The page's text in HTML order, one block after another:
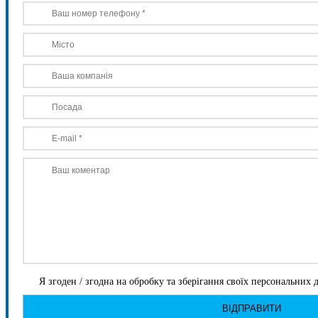
Я згоден / згодна на обробку та зберігання своїх персональних